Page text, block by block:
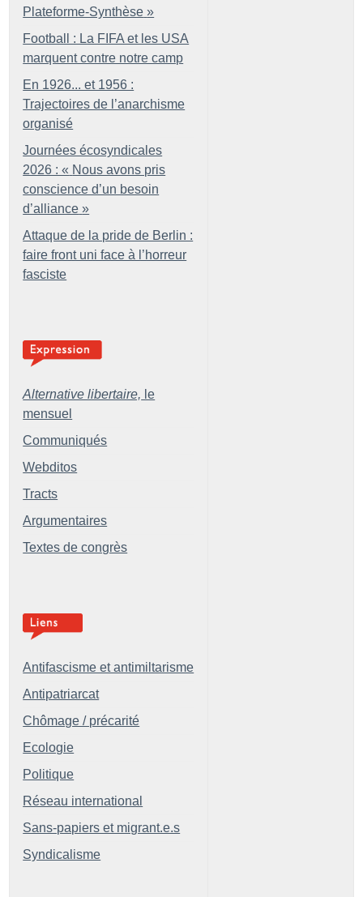
Plateforme-Synthèse »
Football : La FIFA et les USA
marquent contre notre camp
En 1926... et 1956 :
Trajectoires de l’anarchisme
organisé
Journées écosyndicales
2026 : « Nous avons pris
conscience d’un besoin
d’alliance »
Attaque de la pride de Berlin :
faire front uni face à l’horreur
fasciste
Alternative libertaire, le
mensuel
Communiqués
Webditos
Tracts
Argumentaires
Textes de congrès
Antifascisme et antimiltarisme
Antipatriarcat
Chômage / précarité
Ecologie
Politique
Réseau international
Sans-papiers et migrant.e.s
Syndicalisme